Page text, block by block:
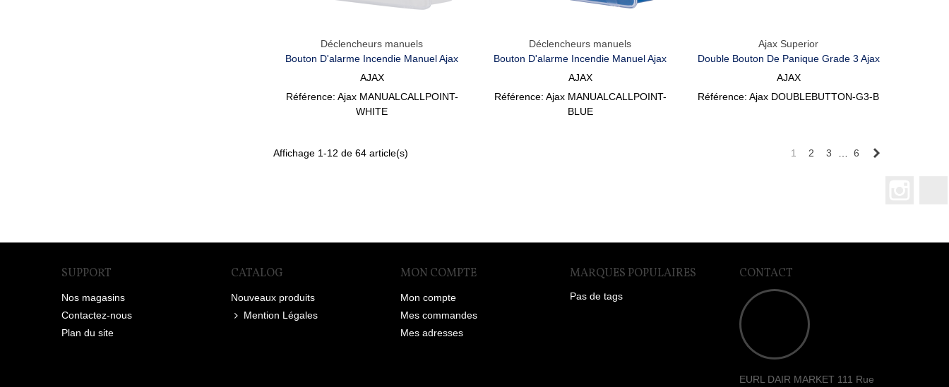
Aperçu Rapide
Déclencheurs manuels
Bouton D'alarme Incendie Manuel Ajax
AJAX
Référence: Ajax MANUALCALLPOINT-
WHITE
Aperçu Rapide
Déclencheurs manuels
Bouton D'alarme Incendie Manuel Ajax
AJAX
Référence: Ajax MANUALCALLPOINT-
BLUE
Aperçu Rapide
Ajax Superior
Double Bouton De Panique Grade 3 Ajax
AJAX
Référence: Ajax DOUBLEBUTTON-G3-B
Affichage 1-12 de 64 article(s) 1 2 3 6
SUPPORT
Nos magasins
Contactez-nous
Plan du site
CATALOG
Nouveaux produits
Mention Légales
MON COMPTE
Mon compte
Mes commandes
Mes adresses
MARQUES POPULAIRES
Pas de tags
CONTACT
EURL DAIR MARKET 111 Rue